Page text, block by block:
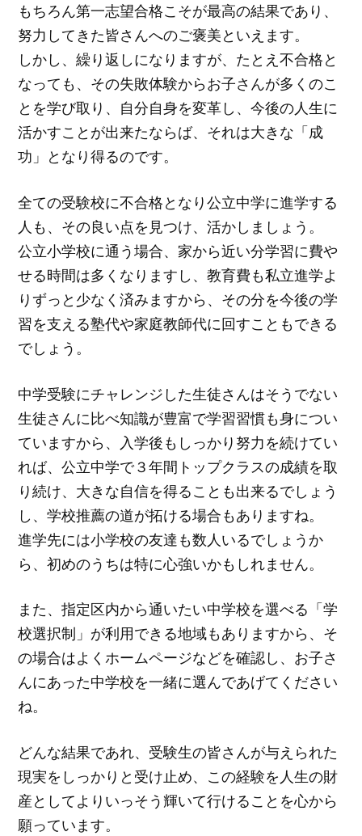
もちろん第一志望合格こそが最高の結果であり、
努力してきた皆さんへのご褒美といえます。
しかし、繰り返しになりますが、たとえ不合格と
なっても、その失敗体験からお子さんが多くのこ
とを学び取り、自分自身を変革し、今後の人生に
活かすことが出来たならば、それは大きな「成
功」となり得るのです。
全ての受験校に不合格となり公立中学に進学する
人も、その良い点を見つけ、活かしましょう。
公立小学校に通う場合、家から近い分学習に費や
せる時間は多くなりますし、教育費も私立進学よ
りずっと少なく済みますから、その分を今後の学
習を支える塾代や家庭教師代に回すこともできる
でしょう。
中学受験にチャレンジした生徒さんはそうでない
生徒さんに比べ知識が豊富で学習習慣も身につい
ていますから、入学後もしっかり努力を続けてい
れば、公立中学で３年間トップクラスの成績を取
り続け、大きな自信を得ることも出来るでしょう
し、学校推薦の道が拓ける場合もありますね。
進学先には小学校の友達も数人いるでしょうか
ら、初めのうちは特に心強いかもしれません。
また、指定区内から通いたい中学校を選べる「学
校選択制」が利用できる地域もありますから、そ
の場合はよくホームページなどを確認し、お子さ
んにあった中学校を一緒に選んであげてください
ね。
どんな結果であれ、受験生の皆さんが与えられた
現実をしっかりと受け止め、この経験を人生の財
産としてよりいっそう輝いて行けることを心から
願っています。